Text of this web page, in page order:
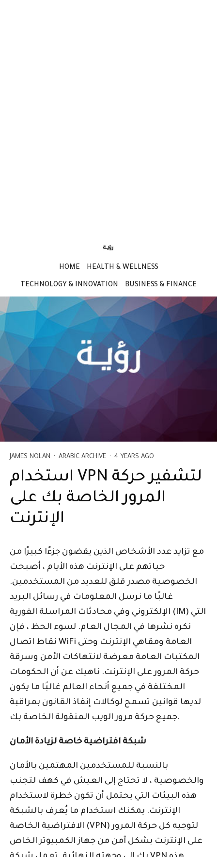
HOME HEALTH & WELLNESS
TECHNOLOGY & INNOVATION BUSINESS & FINANCE
JAMES NOLAN · ARABIC ARCHIVE · 4 YEARS AGO
استخدام VPN لتشفير حركة
المرور الخاصة بك على
الإنترنت
مع تزايد عدد الأشخاص الذين يقضون جزءًا كبيرًا من
حياتهم على الإنترنت هذه الأيام ، أصبحت
الخصوصية مصدر قلق للعديد من المستخدمين.
غالبًا ما نرسل المعلومات في رسائل البريد
الإلكتروني وفي محادثات المراسلة الفورية (IM) التي
نكره نشرها في المجال العام. لسوء الحظ ، فإن
نقاط اتصال WiFi العامة ومقاهي الإنترنت وحتى
المكتبات العامة معرضة لانتهاكات الأمن وسرقة
حركة المرور على الإنترنت. ناهيك عن أن الحكومات
المختلفة في جميع أنحاء العالم غالبًا ما يكون
لديها قوانين تسمح لوكالات إنفاذ القانون بمراقبة
جميع حركة مرور الويب المنقولة الخاصة بك.
شبكة افتراضية خاصة لزيادة الأمان
بالنسبة للمستخدمين المهتمين بالأمان
والخصوصية ، لا تحتاج إلى العيش في كهف لتجنب
هذه البيئات التي يحتمل أن تكون خطرة لاستخدام
الإنترنت. يمكنك استخدام ما يُعرف بالشبكة
الافتراضية الخاصة (VPN) لتوجيه كل حركة المرور
على الإنترنت بشكل آمن من جهاز الكمبيوتر الخاص